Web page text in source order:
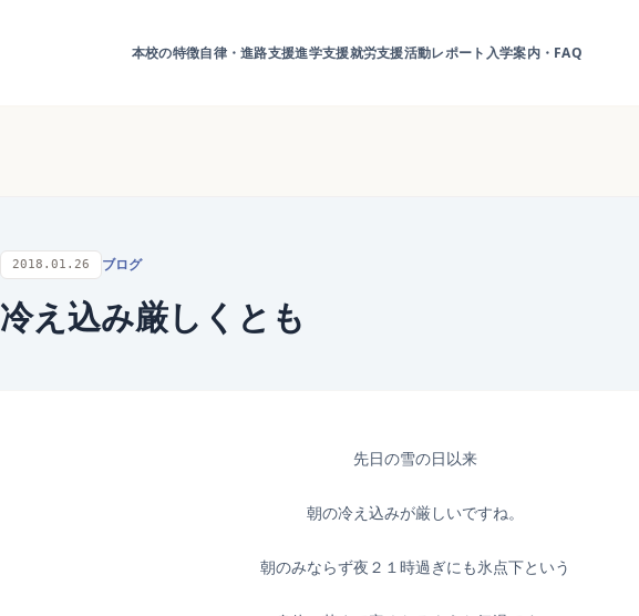
本校の特徴自律・進路支援進学支援就労支援活動レポート 入学案内・FAQ
2018.01.26 ブログ
冷え込み厳しくとも
先日の雪の日以来
朝の冷え込みが厳しいですね。
朝のみならず夜２１時過ぎにも氷点下という